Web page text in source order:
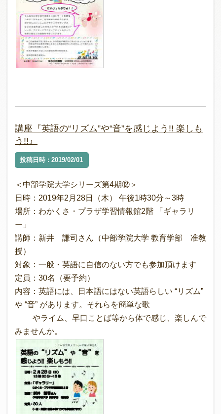
講座『英語の“リズム”や“音”を感じよう!! 楽しも
う!!』
投稿日時 : 2019/02/01
＜中部学院大学シリーズ第4期⑫＞
日時：2019年2月28日（木） 午後1時30分～3時
場所：わかくさ・プラザ学習情報館2階 「ギャラリ
ー」
講師：新井 謙司さん（中部学院大学 教育学部 准教
授）
対象：一般・英語に自信のない方でも参加頂けます
定員：30名（要予約）
内容：英語には、日本語にはない英語らしい “リズム”
や “音” があります。それらを簡単な歌
やライム、早口ことば等から体で感じ、楽しんで
みませんか。